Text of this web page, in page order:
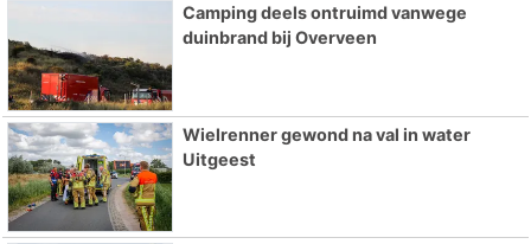
Camping deels ontruimd vanwege
duinbrand bij Overveen
Wielrenner gewond na val in water
Uitgeest